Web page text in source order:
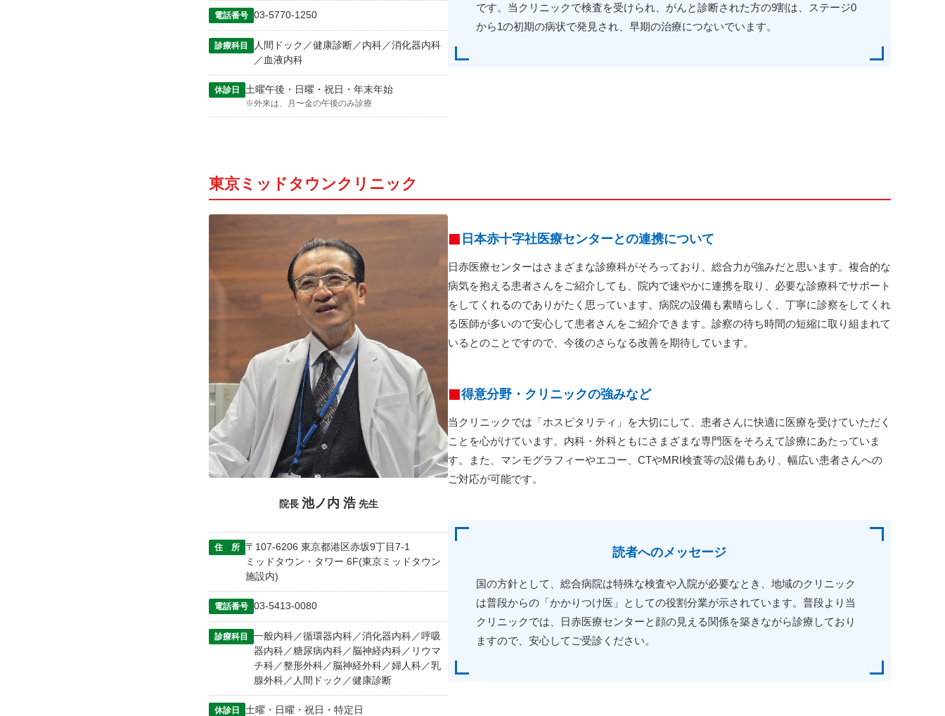
電話番号 03-5770-1250
診療科目
人間ドック／健康診断／内科／消化器内科
／血液内科
休診日 土曜午後・日曜・祝日・年末年始
※外来は、月〜金の午後のみ診療
です。当クリニックで検査を受けられ、がんと診断された方の9割は、ステージ0
から1の初期の病状で発見され、早期の治療につないでいます。
東京ミッドタウンクリニック
院長 池ノ内 浩先生
住 所
〒107-6206 東京都港区赤坂9丁目7-1
ミッドタウン・タワー 6F(東京ミッドタウン
施設内)
電話番号 03-5413-0080
診療科目
一般内科／循環器内科／消化器内科／呼吸
器内科／糖尿病内科／脳神経内科／リウマ
チ科／整形外科／脳神経外科／婦人科／乳
腺外科／人間ドック／健康診断
休診日 土曜・日曜・祝日・特定日
日本赤十字社医療センターとの連携について
日赤医療センターはさまざまな診療科がそろっており、総合力が強みだと思います。複合的な
病気を抱える患者さんをご紹介しても、院内で速やかに連携を取り、必要な診療科でサポート
をしてくれるのでありがたく思っています。病院の設備も素晴らしく、丁寧に診察をしてくれ
る医師が多いので安心して患者さんをご紹介できます。診察の待ち時間の短縮に取り組まれて
いるとのことですので、今後のさらなる改善を期待しています。
得意分野・クリニックの強みなど
当クリニックでは「ホスピタリティ」を大切にして、患者さんに快適に医療を受けていただく
ことを心がけています。内科・外科ともにさまざまな専門医をそろえて診療にあたっていま
す。また、マンモグラフィーやエコー、CTやMRI検査等の設備もあり、幅広い患者さんへの
ご対応が可能です。
読者へのメッセージ
国の方針として、総合病院は特殊な検査や入院が必要なとき、地域のクリニック
は普段からの「かかりつけ医」としての役割分業が示されています。普段より当
クリニックでは、日赤医療センターと顔の見える関係を築きながら診療しており
ますので、安心してご受診ください。